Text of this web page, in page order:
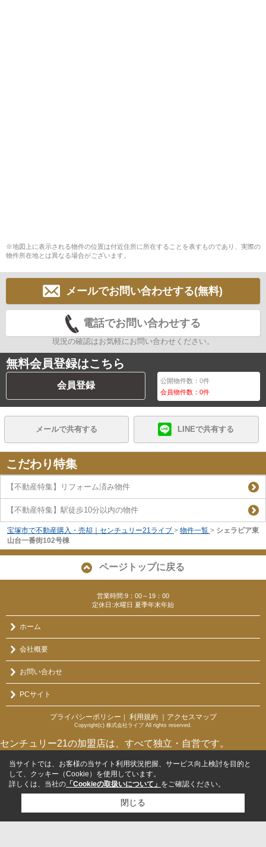
※地図上に表示される物件の位置は付近住所に所在することを表すものであり、実際の
物件所在地とは異なる場合がございます。
メールでお問い合わせする(無料)
電話でお問い合わせする
現況の確認はお気軽にお問い合わせください。
無料会員登録はこちら
会員登録 公開物件数：0件
会員物件数：0件
メールで共有する LINEで共有する
こだわり特集
【不動産特集】リフォーム済み物件
【不動産特集】駅徒歩10分以内の物件
宝塚市で不動産購入・売却｜センチュリー21ライブ > 物件一覧 > シェラビア東
山台一番街102号棟
ページトップに戻る
営業時間:9：00～19：00
定休日:水曜日 夏季年末年始
ホーム
会社概要
お問い合わせ
PCサイト
プライバシーポリシー 利用規約 ｜アクセスマップ
Copyright(c) 株式会社ライブ All rights reserved.
センチュリー21の加盟店は、すべて独立・自営です。
当サイトでは、お客様の当サイト利用状況把握、サービス向上検討を目的と
して、クッキー（Cookie）を使用しています。
詳しくは、当社の 「Cookieの取扱いについて」 をご確認ください。
閉じる